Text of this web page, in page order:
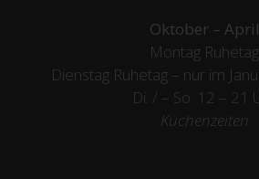
Oktober – April
Montag Ruhetag
Dienstag Ruhetag – nur im
Di. / – So. 12 – 21
Küchenzeiten